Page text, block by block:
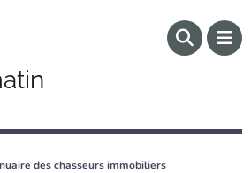
des chasseurs immobiliers